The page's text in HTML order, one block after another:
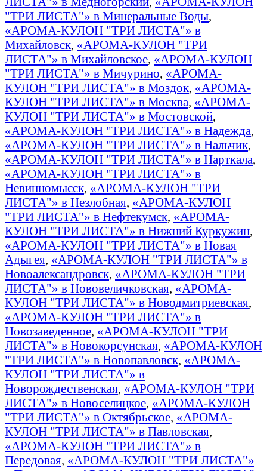
"ТРИ ЛИСТА"» в Минеральные Воды,
«АРОМА-КУЛОН "ТРИ ЛИСТА"» в
Михайловск, «АРОМА-КУЛОН "ТРИ
ЛИСТА"» в Михайловское, «АРОМА-КУЛОН
"ТРИ ЛИСТА"» в Мичурино, «АРОМА-
КУЛОН "ТРИ ЛИСТА"» в Моздок, «АРОМА-
КУЛОН "ТРИ ЛИСТА"» в Москва, «АРОМА-
КУЛОН "ТРИ ЛИСТА"» в Мостовской,
«АРОМА-КУЛОН "ТРИ ЛИСТА"» в Надежда,
«АРОМА-КУЛОН "ТРИ ЛИСТА"» в Нальчик,
«АРОМА-КУЛОН "ТРИ ЛИСТА"» в Нарткала,
«АРОМА-КУЛОН "ТРИ ЛИСТА"» в
Невинномысск, «АРОМА-КУЛОН "ТРИ
ЛИСТА"» в Незлобная, «АРОМА-КУЛОН
"ТРИ ЛИСТА"» в Нефтекумск, «АРОМА-
КУЛОН "ТРИ ЛИСТА"» в Нижний Куркужин,
«АРОМА-КУЛОН "ТРИ ЛИСТА"» в Новая
Адыгея, «АРОМА-КУЛОН "ТРИ ЛИСТА"» в
Новоалександровск, «АРОМА-КУЛОН "ТРИ
ЛИСТА"» в Нововеличковская, «АРОМА-
КУЛОН "ТРИ ЛИСТА"» в Новодмитриевская,
«АРОМА-КУЛОН "ТРИ ЛИСТА"» в
Новозаведенное, «АРОМА-КУЛОН "ТРИ
ЛИСТА"» в Новокорсунская, «АРОМА-КУЛОН
"ТРИ ЛИСТА"» в Новопавловск, «АРОМА-
КУЛОН "ТРИ ЛИСТА"» в
Новорождественская, «АРОМА-КУЛОН "ТРИ
ЛИСТА"» в Новоселицкое, «АРОМА-КУЛОН
"ТРИ ЛИСТА"» в Октябрьское, «АРОМА-
КУЛОН "ТРИ ЛИСТА"» в Павловская,
«АРОМА-КУЛОН "ТРИ ЛИСТА"» в
Передовая, «АРОМА-КУЛОН "ТРИ ЛИСТА"»